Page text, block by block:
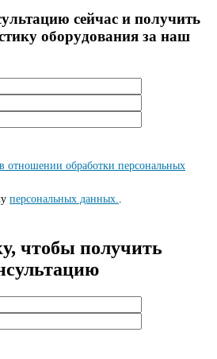
сейчас и полyчить
оборyдования за наш
отношении обработки персональных
персональных данных..
чтобы получить